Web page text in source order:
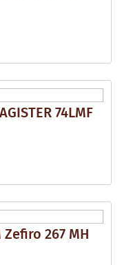
74LMF
Zefiro 267 MH